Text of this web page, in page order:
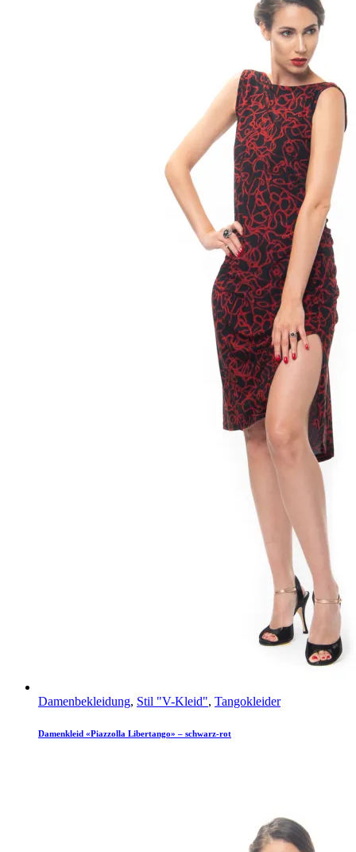
Damenbekleidung, Stil "V-Kleid", Tangokleider
Damenkleid «Piazzolla Libertango» – schwarz-rot